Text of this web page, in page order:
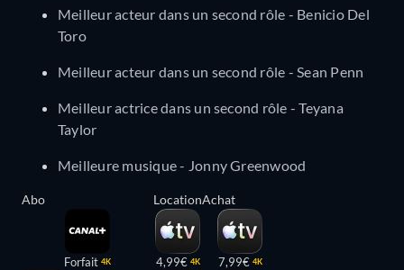
Meilleur acteur dans un second rôle - Benicio Del
Toro
Meilleur acteur dans un second rôle - Sean Penn
Meilleur actrice dans un second rôle - Teyana
Taylor
Meilleure musique - Jonny Greenwood
Abo
Forfait 4K
Location
4,99€ 4K
Achat
7,99€ 4K